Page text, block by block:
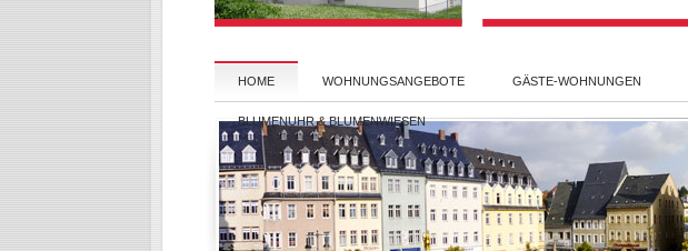
HOME WOHNUNGSANGEBOTE GÄSTE-WOHNUNGEN
BLUMENUHR & BLUMENWIESEN